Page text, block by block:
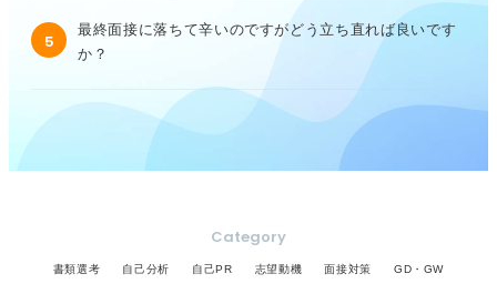
5
最終面接に落ちて辛いのですがどう立ち直れば良いです
か？
Category
書類選考 自己分析 自己PR 志望動機 面接対策 GD・GW